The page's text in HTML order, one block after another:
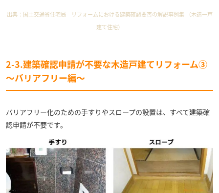
出典： 国土交通省住宅局 リフォームにおける建築確認要否の解説事例集 （木造一戸
建て住宅）
2-3.建築確認申請が不要な木造戸建てリフォーム③
〜バリアフリー編〜
バリアフリー化のための手すりやスロープの設置は、すべて建築確
認申請が不要です。